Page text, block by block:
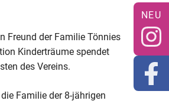
Freund der Familie Tönnies
Kinderträume spendet
des Vereins.
Familie der 8-jährigen